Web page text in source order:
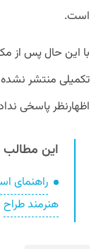
است.
اظهارنظر پاسخی
این مطالب
هنرمند طراح